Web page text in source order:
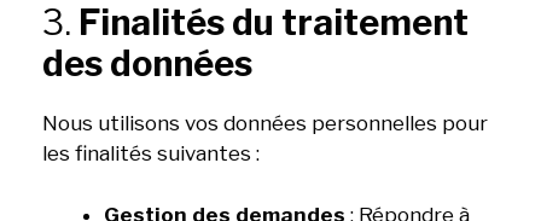
3. Finalités du traitement
des données
Nous utilisons vos données personnelles pour
les finalités suivantes :
Gestion des demandes : Répondre à